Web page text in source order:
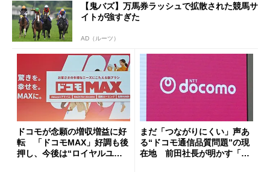
【鬼バズ】万馬券ラッシュで拡散された競馬サ
イトが強すぎた
AD（ルーツ）
ドコモが念願の増収増益に好
転 「ドコモMAX」好調も後
押し、今後は“ロイヤルユー
まだ「つながりにくい」声あ
る“ドコモ通信品質問題”の現
在地 前田社長が明かす「道